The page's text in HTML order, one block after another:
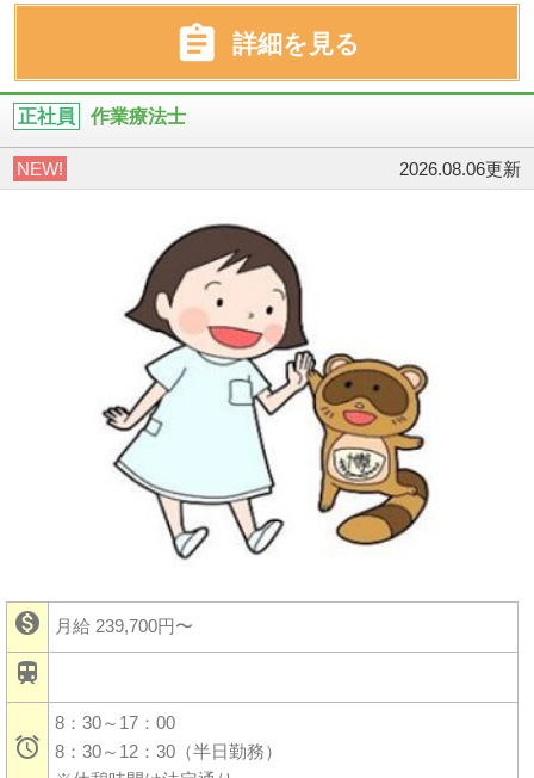
 詳細を見る
正社員 作業療法士
NEW! 2026.08.06更新
 月給 239,700円〜


8：30～17：00
8：30～12：30（半日勤務）